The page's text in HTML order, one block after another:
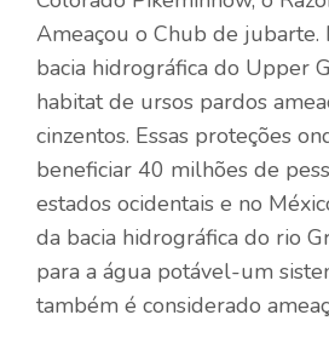
Ameaçou o Chub de jubarte.
bacia hidrográfica do Upper
habitat de ursos pardos
cinzentos. Essas proteções
beneficiar 40 milhões de
estados ocidentais e no
da bacia hidrográfica do rio
para a água potável-um
também é considerado